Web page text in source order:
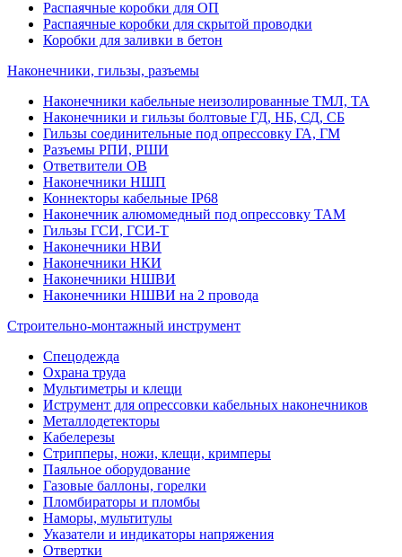
Распаячные коробки для ОП
Распаячные коробки для скрытой проводки
Коробки для заливки в бетон
Наконечники, гильзы, разъемы
Наконечники кабельные неизолированные ТМЛ, ТА
Наконечники и гильзы болтовые ГД, НБ, СД, СБ
Гильзы соединительные под опрессовку ГА, ГМ
Разъемы РПИ, РШИ
Ответвители ОВ
Наконечники НШП
Коннекторы кабельные IP68
Наконечник алюмомедный под опрессовку ТАМ
Гильзы ГСИ, ГСИ-Т
Наконечники НВИ
Наконечники НКИ
Наконечники НШВИ
Наконечники НШВИ на 2 провода
Строительно-монтажный инструмент
Спецодежда
Охрана труда
Мультиметры и клещи
Иструмент для опрессовки кабельных наконечников
Металлодетекторы
Кабелерезы
Стрипперы, ножи, клещи, кримперы
Паяльное оборудование
Газовые баллоны, горелки
Пломбираторы и пломбы
Наморы, мультитулы
Указатели и индикаторы напряжения
Отвертки